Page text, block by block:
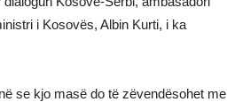
i Kosovës, Albin Kurti, i ka
se kjo masë do të zëvendësohet me